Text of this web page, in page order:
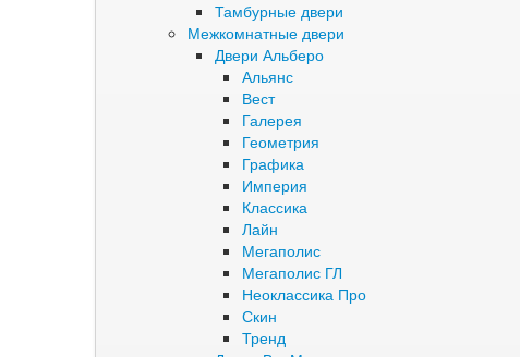
Тамбурные двери
Межкомнатные двери
Двери Альберо
Альянс
Вест
Галерея
Геометрия
Графика
Империя
Классика
Лайн
Мегаполис
Мегаполис ГЛ
Неоклассика Про
Скин
Тренд